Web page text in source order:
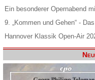
Ein besonderer Opernabend
9. „Kommen und Gehen“ -
Hannover Klassik Open-Air